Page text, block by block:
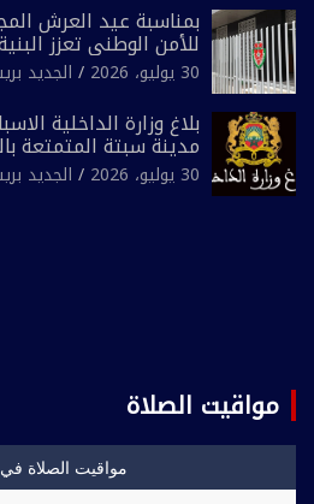
بمناسبة عيد العرش
للأمن الوطني تعزز
فرقتين جديدتين
30 يوليو، 2026 الجديد
بلاغ وزارة الداخلية
مدينة سبتة المتمتعة
30 يوليو، 2026 الجديد
مواقيت الصلاة